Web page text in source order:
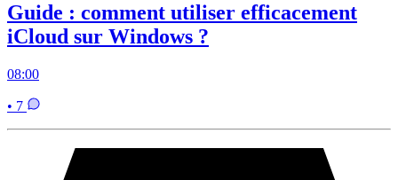
Guide : comment utiliser efficacement
iCloud sur Windows ?
08:00
• 7